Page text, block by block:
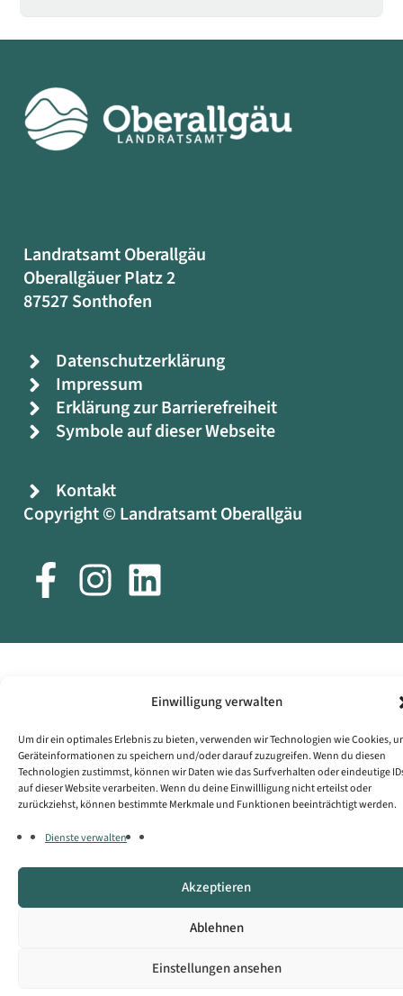
Einwilligung verwalten
Um dir ein optimales Erlebnis zu bieten, verwenden wir Technologien wie Cookies,
Geräteinformationen zu speichern und/oder darauf zuzugreifen. Wenn du diesen
Technologien zustimmst, können wir Daten wie das Surfverhalten oder eindeutige
auf dieser Website verarbeiten. Wenn du deine Einwillligung nicht erteilst oder
zurückziehst, können bestimmte Merkmale und Funktionen beeinträchtigt werden.
Dienste verwalten
Akzeptieren
Ablehnen
Einstellungen ansehen
Landratsamt Oberallgäu
Oberallgäuer Platz 2
87527 Sonthofen
Datenschutzerklärung
Impressum
Erklärung zur Barrierefreiheit
Symbole auf dieser Webseite
Kontakt
Copyright © Landratsamt Oberallgäu